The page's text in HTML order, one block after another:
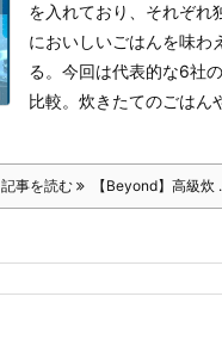
を入れており、それぞれ
においしいごはんを味わ
る。今回は代表的な6社
比較。炊きたてのごはん
記事を読む 【Beyond】高級炊